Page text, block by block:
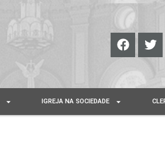
IGREJA NA SOCIEDADE